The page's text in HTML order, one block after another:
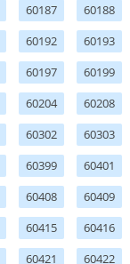
60187
60188
60192
60193
60197
60199
60204
60208
60302
60303
60399
60401
60408
60409
60415
60416
60421
60422